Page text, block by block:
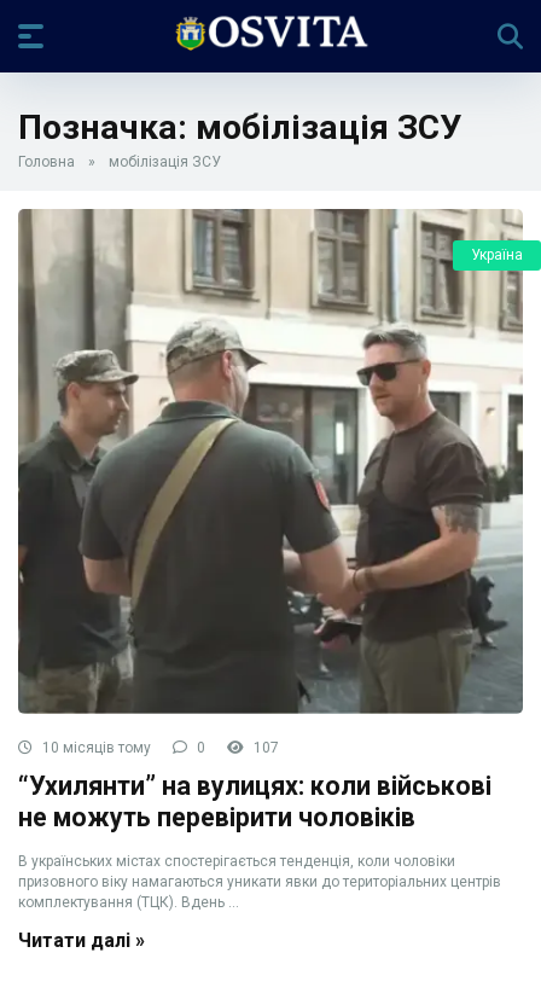
Позначка: мобілізація ЗСУ
Головна » мобілізація ЗСУ
Україна
10 місяців тому 0 107
“Ухилянти” на вулицях: коли військові
не можуть перевірити чоловіків
В українських містах спостерігається тенденція, коли чоловіки
призовного віку намагаються уникати явки до територіальних центрів
комплектування (ТЦК). Вдень ...
Читати далі »